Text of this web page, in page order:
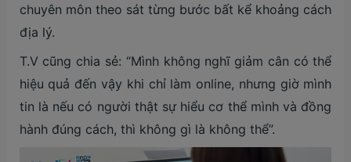
chuyên môn theo sát từng bước bất kể khoảng cách
địa lý.
T.V cũng chia sẻ: “Mình không nghĩ giảm cân có thể
hiệu quả đến vậy khi chỉ làm online, nhưng giờ mình
tin là nếu có người thật sự hiểu cơ thể mình và đồng
hành đúng cách, thì không gì là không thể”.